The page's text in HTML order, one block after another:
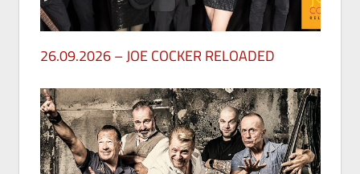
26.09.2026 – JOE COCKER RELOADED